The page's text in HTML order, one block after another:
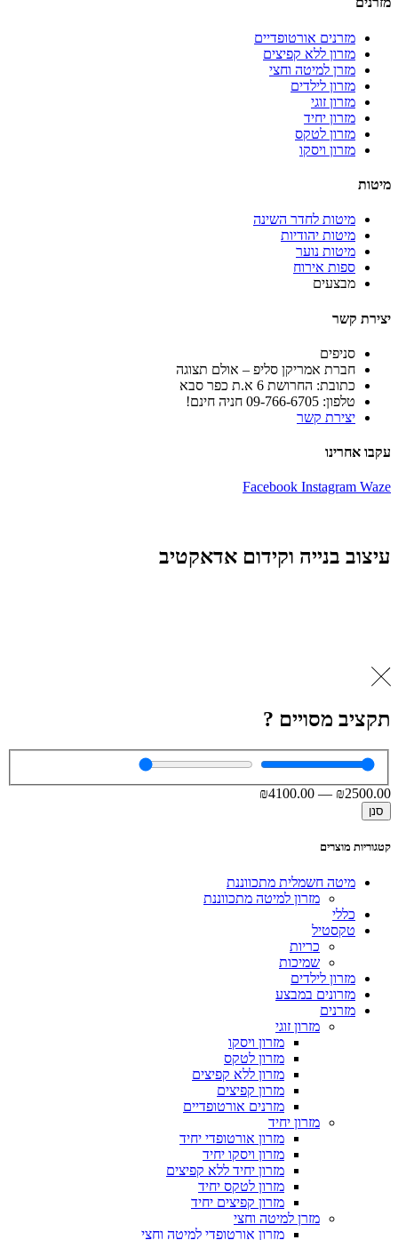
מזרנים אורטופדיים
מזרון ללא קפיצים
מזרן למיטה וחצי
מזרון לילדים
מזרון זוגי
מזרון יחיד
מזרון לטקס
מזרון ויסקו
מיטות
מיטות לחדר השינה
מיטות יהודיות
מיטות נוער
ספות אירוח
מבצעים
יצירת קשר
סניפים
חברת אמריקן סליפ – אולם תצוגה
כתובת: החרושת 6 א.ת כפר סבא
טלפון: 09-766-6705 חניה חינם!
יצירת קשר
עקבו אחרינו
Facebook Instagram Waze
עיצוב בנייה וקידום אדאקטיב
תקציב מסויים ?
₪2500.00
—
₪4100.00
סנן
קטגוריות מוצרים
מיטה חשמלית מתכווננת
מזרון למיטה מתכווננת
כללי
טקסטיל
כריות
שמיכות
מזרון לילדים
מזרונים במבצע
מזרנים
מזרון זוגי
מזרון ויסקו
מזרון לטקס
מזרון ללא קפיצים
מזרון קפיצים
מזרנים אורטופדיים
מזרון יחיד
מזרון אורטופדי יחיד
מזרון ויסקו יחיד
מזרון יחיד ללא קפיצים
מזרון לטקס יחיד
מזרון קפיצים יחיד
מזרן למיטה וחצי
מזרון אורטופדי למיטה וחצי